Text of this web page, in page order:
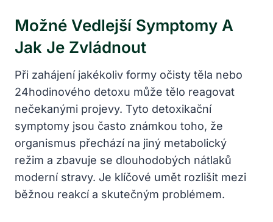
Možné Vedlejší Symptomy A
Jak Je Zvládnout
Při zahájení jakékoliv formy očisty těla nebo
24hodinového detoxu může tělo reagovat
nečekanými projevy. Tyto detoxikační
symptomy jsou často známkou toho, že
organismus přechází na jiný metabolický
režim a zbavuje se dlouhodobých nátlaků
moderní stravy. Je klíčové umět rozlišit mezi
běžnou reakcí a skutečným problémem.